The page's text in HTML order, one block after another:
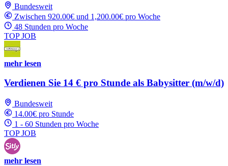
Bundesweit
Zwischen 920.00€ und 1,200.00€ pro Woche
48 Stunden pro Woche
TOP JOB
mehr lesen
Verdienen Sie 14 € pro Stunde als Babysitter (m/w/d)
Bundesweit
14.00€ pro Stunde
1 - 60 Stunden pro Woche
TOP JOB
mehr lesen